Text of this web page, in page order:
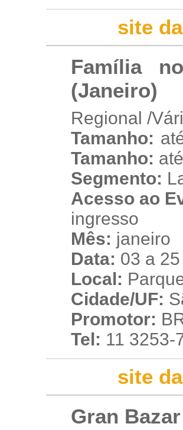
site
Família
(Janeiro)
Regional /
Tamanho:
Tamanho:
Segmento:
Acesso ao
ingresso
Mês: janeiro
Data: 03 a
Local:
Cidade/UF:
Promotor:
Tel: 11 3253-
site
Gran